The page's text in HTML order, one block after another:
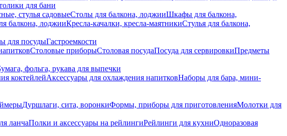
для бани
стулья садовыеСтолы для балкона, лоджииШкафы для балкона,
балкона, лоджииКресла-качалки, кресла-маятникиСтулья для балкона,
для посудыГастроемкости
Столовые приборыСтоловая посудаПосуда для сервировкиПредметы
фольга, рукава для выпечки
коктейлейАксессуары для охлаждения напитковНаборы для бара, мини-
Дуршлаги, сита, воронкиФормы, приборы для приготовленияМолотки для
ланчаПолки и аксессуары на рейлингиРейлинги для кухниОдноразовая